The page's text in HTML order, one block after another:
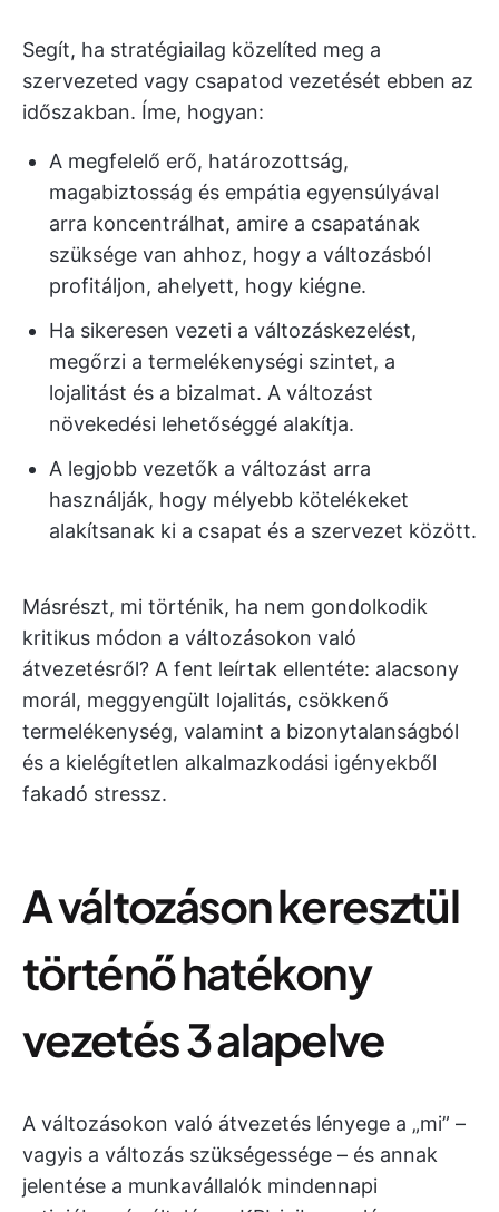
Segít, ha stratégiailag közelíted meg a
szervezeted vagy csapatod vezetését ebben az
időszakban. Íme, hogyan:
A megfelelő erő, határozottság,
magabiztosság és empátia egyensúlyával
arra koncentrálhat, amire a csapatának
szüksége van ahhoz, hogy a változásból
profitáljon, ahelyett, hogy kiégne.
Ha sikeresen vezeti a változáskezelést,
megőrzi a termelékenységi szintet, a
lojalitást és a bizalmat. A változást
növekedési lehetőséggé alakítja.
A legjobb vezetők a változást arra
használják, hogy mélyebb kötelékeket
alakítsanak ki a csapat és a szervezet között.
Másrészt, mi történik, ha nem gondolkodik
kritikus módon a változásokon való
átvezetésről? A fent leírtak ellentéte: alacsony
morál, meggyengült lojalitás, csökkenő
termelékenység, valamint a bizonytalanságból
és a kielégítetlen alkalmazkodási igényekből
fakadó stressz.
A változáson keresztül
történő hatékony
vezetés 3 alapelve
A változásokon való átvezetés lényege a „mi” –
vagyis a változás szükségessége – és annak
jelentése a munkavállalók mindennapi